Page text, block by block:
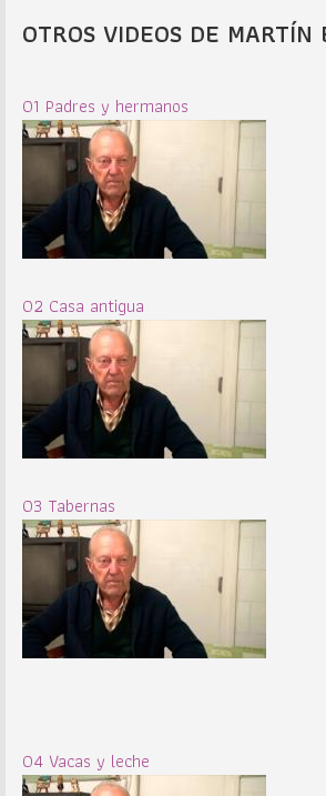
OTROS VIDEOS DE MARTÍN
01 Padres y hermanos
02 Casa antigua
03 Tabernas
04 Vacas y leche